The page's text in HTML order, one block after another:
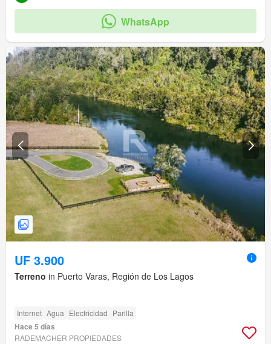
WhatsApp
UF 3.900
Terreno in Puerto Varas, Región de Los Lagos
Internet Agua Electricidad Parilla
Hace 5 días
RADEMACHER PROPIEDADES